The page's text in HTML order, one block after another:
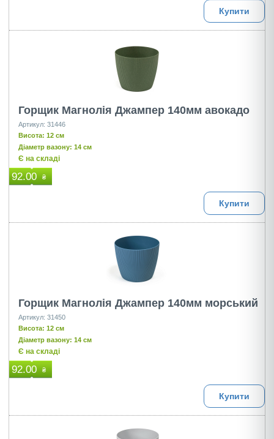
Купити
Горщик Магнолія Джампер 140мм авокадо
Артикул: 31446
Висота: 12 см
Діаметр вазону: 14 см
Є на складі
92.00 ₴
Купити
Горщик Магнолія Джампер 140мм морський
Артикул: 31450
Висота: 12 см
Діаметр вазону: 14 см
Є на складі
92.00 ₴
Купити